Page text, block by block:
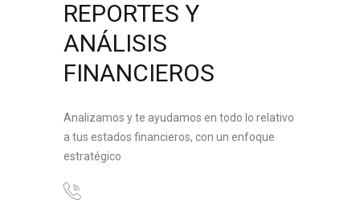
REPORTES Y
ANÁLISIS
FINANCIEROS
Analizamos y te ayudamos en todo lo relativo
a tus estados financieros, con un enfoque
estratégico